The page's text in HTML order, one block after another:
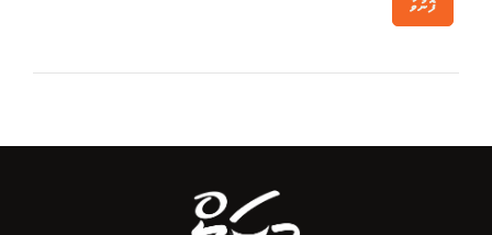
ފޮނުވާ